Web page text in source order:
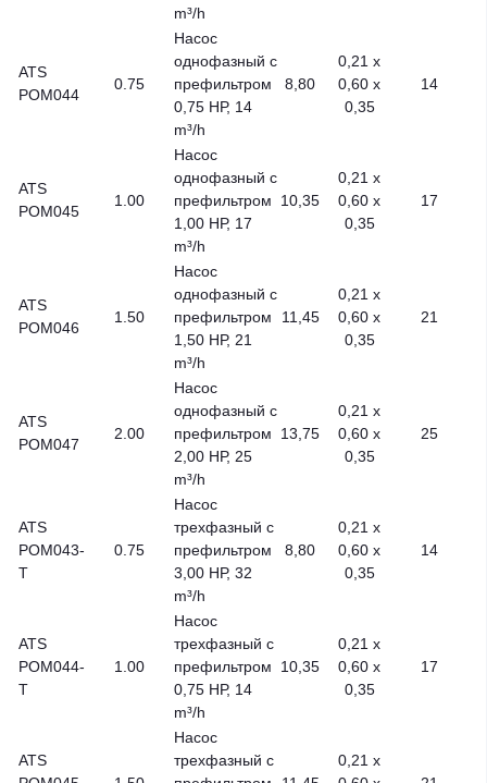
m³/h
ATS
POM044
0.75
Насос
однофазный с
префильтром
0,75 НР, 14
m³/h
8,80
0,21 x
0,60 x
0,35
14
ATS
POM045
1.00
Насос
однофазный с
префильтром
1,00 НР, 17
m³/h
10,35
0,21 x
0,60 x
0,35
17
ATS
POM046
1.50
Насос
однофазный с
префильтром
1,50 НР, 21
m³/h
11,45
0,21 x
0,60 x
0,35
21
ATS
POM047
2.00
Насос
однофазный с
префильтром
2,00 НР, 25
m³/h
13,75
0,21 x
0,60 x
0,35
25
ATS
POM043-
T
0.75
Насос
трехфазный с
префильтром
3,00 НР, 32
m³/h
8,80
0,21 x
0,60 x
0,35
14
ATS
POM044-
T
1.00
Насос
трехфазный с
префильтром
0,75 НР, 14
m³/h
10,35
0,21 x
0,60 x
0,35
17
ATS
Насос
трехфазный с
0,21 x